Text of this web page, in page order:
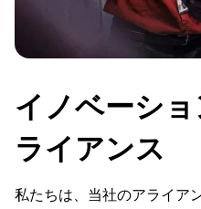
イノベーシ
ライアンス
私たちは、当社のアライア